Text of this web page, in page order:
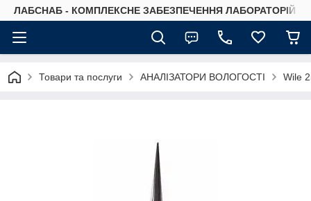
ЛАБСНАБ - КОМПЛЕКСНЕ ЗАБЕЗПЕЧЕННЯ ЛАБОРАТОРІЙ
Товари та послуги АНАЛІЗАТОРИ ВОЛОГОСТІ Wile